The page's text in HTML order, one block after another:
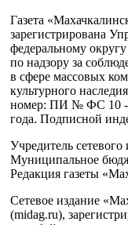
Газета
зарегистрирована
федеральному
по надзору за
в сфере массовых
культурного
номер: ПИ № ФС 10 -
года. Подписной
Учредитель сетевого
Муниципальное
Редакция газеты
Сетевое издание
(midag.ru),